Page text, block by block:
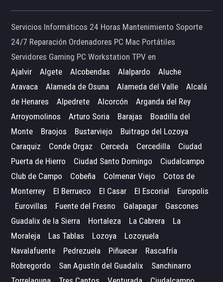
Servicios Informáticos 24 Horas Mantenimiento Soporte
24/7 Reparación Ordenadores PC Mac Portátiles
Servidores Gaming PC Workstation TPV en
Ajalvir
Algete Alcobendas Alalpardo
Aluche
Aravaca
Alameda de Osuna Alameda del Valle
Alcalá
de Henares
Alpedrete Alcorcón
Arganda del Rey
Arroyomolinos
Arturo Soria Barajas
Boadilla del
Monte
Braojos Bustarviejo
Buitrago del Lozoya
Caraquiz
Conde Orgaz Cerceda Cercedilla
Ciudad
Puerta de Hierro
Ciudad Santo Domingo
Ciudalcampo
Club de Campo
Cobeña Colmenar Viejo
Cotos de
Monterrey
El Berrueco El Casar El Escorial
Europolis
Eurovillas
Fuente del Fresno Galapagar
Gascones
Guadalix de la Sierra
Hortaleza La Cabrera
La
Moraleja
Las Tablas Lozoya
Lozoyuela
Navalafuente
Pedrezuela Piñuecar
Rascafría
Robregordo
San Agustín del Guadalix
Sanchinarro